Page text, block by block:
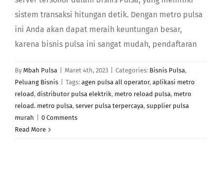
sistem transaksi hitungan detik. Dengan metro pulsa
ini Anda akan dapat meraih keuntungan besar,
karena bisnis pulsa ini sangat mudah, pendaftaran
By Mbah Pulsa Maret 4th, 2023 Categories: Bisnis Pulsa,
Peluang Bisnis
Tags: agen pulsa all operator, aplikasi metro
reload, distributor pulsa elektrik, metro reload pulsa, metro
reload. metro pulsa, server pulsa terpercaya, supplier pulsa
murah
0 Comments
Read More